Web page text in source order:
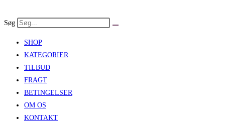
to
Søg
SHOP
KATEGORIER
TILBUD
FRAGT
BETINGELSER
OM OS
KONTAKT